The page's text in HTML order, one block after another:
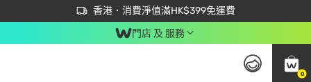
香港．消費淨值滿HK$399免運費
立即成為易賞錢會員盡享獨家優惠
首次APP下單買滿$450 輸入 NEWAPP 即減$50
門店 及 服務
0